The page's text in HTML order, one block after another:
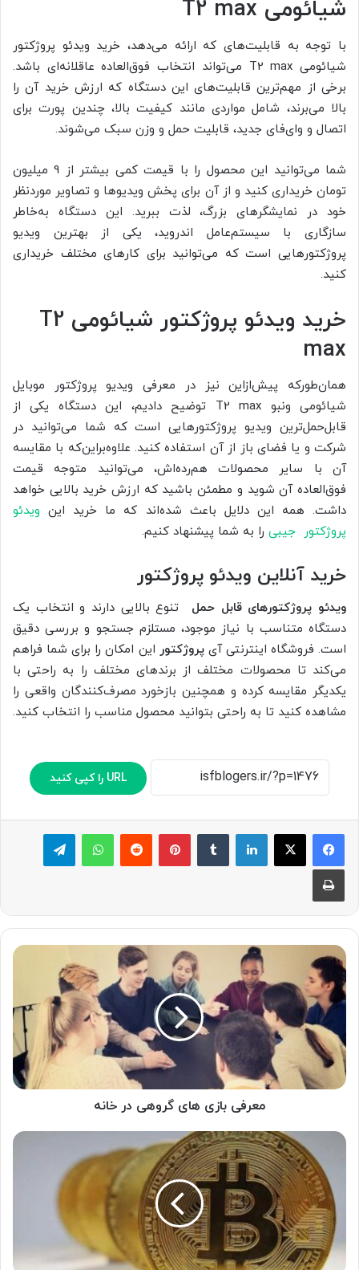
شیائومی T2 max
با توجه به قابلیت‌های که ارائه می‌دهد، خرید ویدئو پروژکتور
شیائومی T2 max می‌تواند انتخاب فوق‌العاده عاقلانه‌ای باشد.
برخی از مهم‌ترین قابلیت‌های این دستگاه که ارزش خرید آن را
بالا می‌برند، شامل مواردی مانند کیفیت بالا، چندین پورت برای
اتصال و وای‌فای جدید، قابلیت حمل و وزن سبک می‌شوند.
شما می‌توانید این محصول را با قیمت کمی بیشتر از 9 میلیون
تومان خریداری کنید و از آن برای پخش ویدیوها و تصاویر موردنظر
خود در نمایشگر‌های بزرگ، لذت ببرید. این دستگاه به‌خاطر
سازگاری با سیستم‌عامل اندروید، یکی از بهترین ویدیو
پروژکتور‌هایی است که می‌توانید برای کارهای مختلف خریداری
کنید.
خرید ویدئو پروژکتور شیائومی T2
max
همان‌طورکه پیش‌ازاین نیز در معرفی ویدیو پروژکتور موبایل
شیائومی ونبو T2 max توضیح دادیم، این دستگاه یکی از
قابل‌حمل‌ترین ویدیو پروژکتور‌هایی است که شما می‌توانید در
شرکت و یا فضای باز از آن استفاده کنید. علاوه‌براین‌که با مقایسه
آن با سایر محصولات هم‌رده‌اش، می‌توانید متوجه قیمت
فوق‌العاده آن شوید و مطمئن باشید که ارزش خرید بالایی خواهد
داشت. همه این دلایل باعث شده‌اند که ما خرید این ویدئو
پروژکتور جیبی را به شما پیشنهاد کنیم.
خرید آنلاین ویدئو پروژکتور
ویدئو پروژکتورهای قابل حمل
تنوع بالایی دارند و انتخاب یک
دستگاه متناسب با نیاز موجود، مستلزم جستجو و بررسی دقیق
است. فروشگاه اینترنتی آیپروژکتور این امکان را برای شما فراهم
می‌کند تا محصولات مختلف از برندهای مختلف را به راحتی با
یکدیگر مقایسه کرده و همچنین بازخورد مصرف‌کنندگان واقعی را
مشاهده کنید تا به راحتی بتوانید محصول مناسب را انتخاب کنید.
URL را کپی کنید
لینکدین ‫تامبلر پینترست‫رددیت واتس آپ تلگرام
چاپ
معرفی
بازی
های
گروهی
خانه
معرفی بازی های گروهی در خانه
روش‌های
درآمد
ارزهای
دیجیتال
بازار